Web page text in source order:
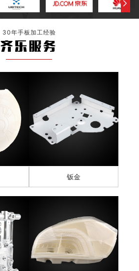
30年手板加工经验
齐乐服务
钣金